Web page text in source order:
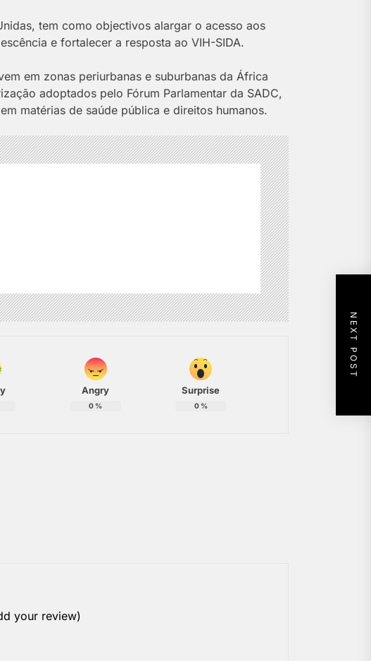
tem como objectivos alargar o acesso aos
e fortalecer a resposta ao VIH-SIDA.
em zonas periurbanas e suburbanas da África
adoptados pelo Fórum Parlamentar da SADC,
matérias de saúde pública e direitos humanos.
Angry
0 %
Surprise
0%
your review)
NEXT POST